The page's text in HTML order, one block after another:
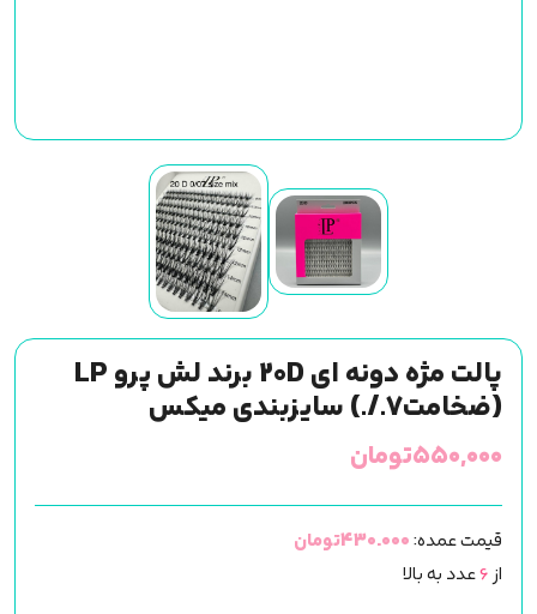
پالت مژه دونه ای 20D برند لش پرو LP
(ضخامت7./.) سایزبندی میکس
۵۵۰,۰۰۰تومان
قیمت عمده:430.000تومان
از6عدد به بالا